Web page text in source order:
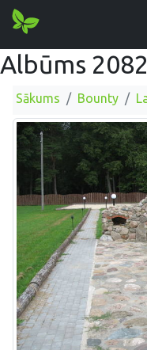
Albūms
Sākums Bounty